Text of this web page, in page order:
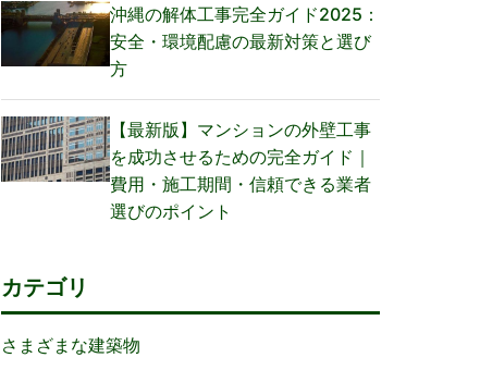
沖縄の解体工事完全ガイド2025：
安全・環境配慮の最新対策と選び
方
【最新版】マンションの外壁工事
を成功させるための完全ガイド｜
費用・施工期間・信頼できる業者
選びのポイント
カテゴリ
さまざまな建築物